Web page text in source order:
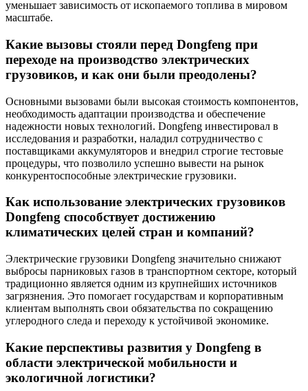
уменьшает зависимость от ископаемого топлива в мировом
масштабе.
Какие вызовы стояли перед Dongfeng при
переходе на производство электрических
грузовиков, и как они были преодолены?
Основными вызовами были высокая стоимость компонентов,
необходимость адаптации производства и обеспечение
надежности новых технологий. Dongfeng инвестировал в
исследования и разработки, наладил сотрудничество с
поставщиками аккумуляторов и внедрил строгие тестовые
процедуры, что позволило успешно вывести на рынок
конкурентоспособные электрические грузовики.
Как использование электрических грузовиков
Dongfeng способствует достижению
климатических целей стран и компаний?
Электрические грузовики Dongfeng значительно снижают
выбросы парниковых газов в транспортном секторе, который
традиционно является одним из крупнейших источников
загрязнения. Это помогает государствам и корпоративным
клиентам выполнять свои обязательства по сокращению
углеродного следа и переходу к устойчивой экономике.
Какие перспективы развития у Dongfeng в
области электрической мобильности и
экологичной логистики?